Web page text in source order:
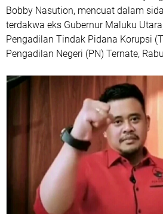
Bobby Nasution, mencuat dalam
terdakwa eks Gubernur Maluku
Pengadilan Tindak Pidana Korupsi
Pengadilan Negeri (PN) Ternate,